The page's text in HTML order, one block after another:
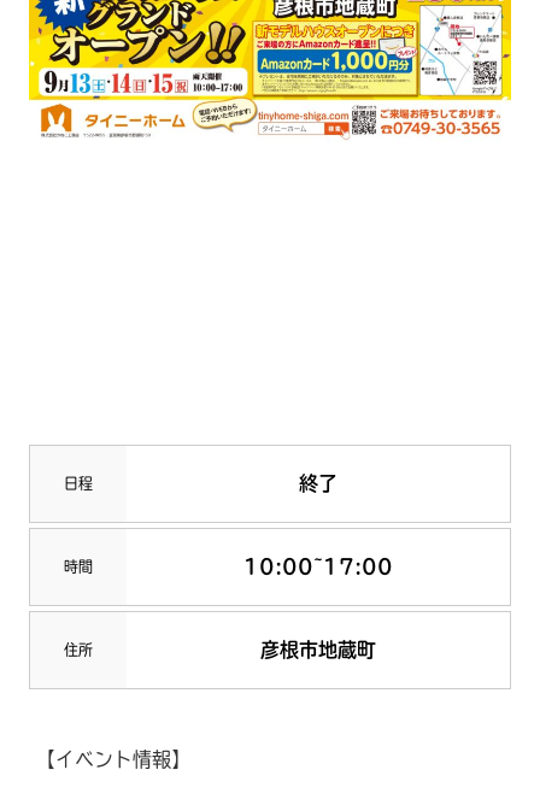
日程 終了
時間 10:00~17:00
住所 彦根市地蔵町
【イベント情報】